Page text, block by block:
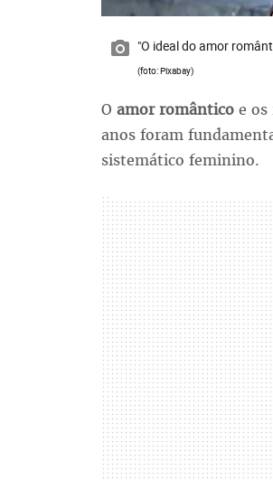
"O ideal do amor
(foto: Pixabay)
O amor romântico e
anos foram
sistemático feminino.